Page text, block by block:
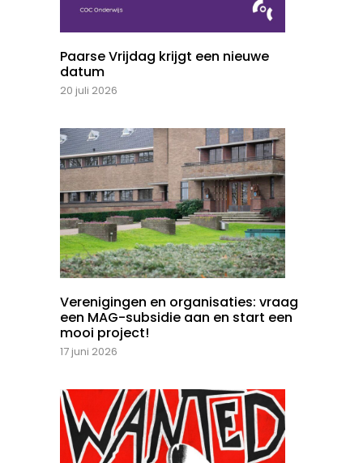
Paarse Vrijdag krijgt een nieuwe
datum
20 juli 2026
Verenigingen en organisaties: vraag
een MAG-subsidie aan en start een
mooi project!
17 juni 2026